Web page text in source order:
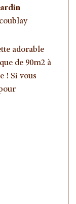
adorable
de 90m2 à
! Si vous